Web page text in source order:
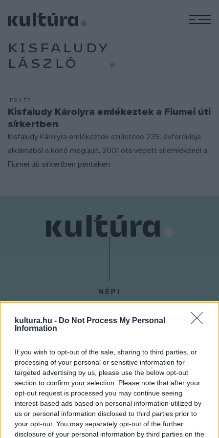
kultura.hu - Do Not Process My Personal
Information
If you wish to opt-out of the sale, sharing to third parties, or
processing of your personal or sensitive information for
targeted advertising by us, please use the below opt-out
section to confirm your selection. Please note that after your
opt-out request is processed you may continue seeing
interest-based ads based on personal information utilized by
us or personal information disclosed to third parties prior to
your opt-out. You may separately opt-out of the further
disclosure of your personal information by third parties on the
KISFALUDY
LÁSZLÓ
EGYÉB
Kisfaludy Károlyra emlékeztek a Fiumei úti
sírkertben
Kisfaludy Károlyra emlékeztek születése 235. évfordulója
alkalmából a költő megújult, 2001 óta védett síremlékénél a
Fiumei úti sírkertben pénteken.
NÉPI
IMPRESSZUM
HIRDETÉSI INFORMÁCIÓK
FELHASZNÁLÁSI FELTÉTELEK